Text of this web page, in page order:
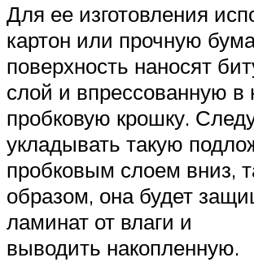
Для ее изготовления
картон или прочную
поверхность наносят
слой и впрессованную в
пробковую крошку.
укладывать такую
пробковым слоем вниз,
образом, она будет
ламинат от влаги и
выводить накопленную.